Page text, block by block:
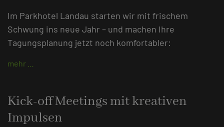
Im Parkhotel Landau starten wir mit frischem
Schwung ins neue Jahr – und machen Ihre
Tagungsplanung jetzt noch komfortabler:
mehr …
Kick-off Meetings mit kreativen
Impulsen